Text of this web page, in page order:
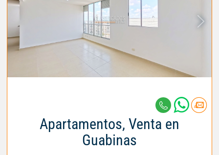
Apartamentos, Venta en
Guabinas